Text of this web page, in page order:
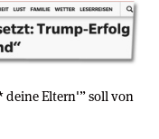
deine Eltern'” soll von